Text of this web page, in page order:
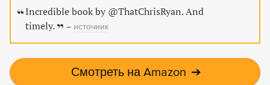
сердечно-сосудистые заболевания? Какова же на
самом деле цена цивилизации? Оглянемся назад,
Incredible book by ⁦@ThatChrisRyan⁩. And
timely.
– источник
Смотреть на Amazon ➔